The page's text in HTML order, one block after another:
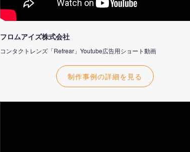
フロムアイズ株式会社
コンタクトレンズ「Refrear」Youtube広告用ショート動画
制作事例の詳細を見る